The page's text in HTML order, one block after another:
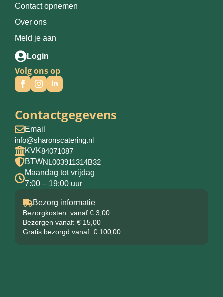
Contact opnemen
Over ons
Meld je aan
Login
Volg ons op
Contactgegevens
Email
info@sharonscatering.nl
KVK84071087
BTWNL003911314B32
Maandag tot vrijdag
7:00 – 19:00 uur
Bezorg informatie
Bezorgkosten: vanaf € 3,00
Bezorgen vanaf: € 15,00
Gratis bezorgd vanaf: € 100,00